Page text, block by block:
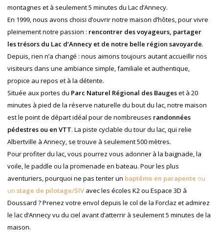
montagnes et à seulement 5 minutes du Lac d’Annecy.
En 1999, nous avons choisi d’ouvrir notre maison d’hôtes, pour vivre
pleinement notre passion : rencontrer des voyageurs, partager
les trésors du Lac d’Annecy et de notre belle région savoyarde.
Depuis, rien n’a changé : nous aimons toujours autant accueillir nos
visiteurs dans une ambiance simple, familiale et authentique,
propice au repos et à la détente.
Située aux portes du Parc Naturel Régional des Baugeset à 20
minutes à pied de la réserve naturelle du bout du lac, notre maison
est le point de départ idéal pour de nombreuses randonnées
pédestres ou en VTT. La piste cyclable du tour du lac, qui relie
Albertville à Annecy, se trouve à seulement 500 mètres.
Pour profiter du lac, vous pourrez vous adonner à la baignade, la
voile, le paddle ou la promenade en bateau. Pour les plus
aventuriers, pourquoi ne pas tenter un baptême en parapente ou
unstage de pilotage/SIV avec les écoles K2 ou Espace 3D à
Doussard ? Prenez votre envol depuis le col de la Forclaz et admirez
le lac d’Annecy vu du ciel avant d’atterrir à seulement 5 minutes de la
maison.